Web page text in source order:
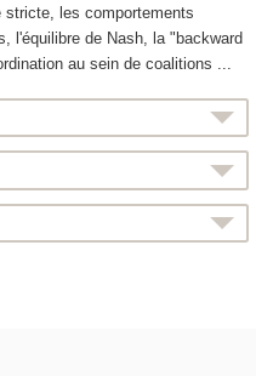
stricte, les comportements
l'équilibre de Nash, la "backward
au sein de coalitions ...